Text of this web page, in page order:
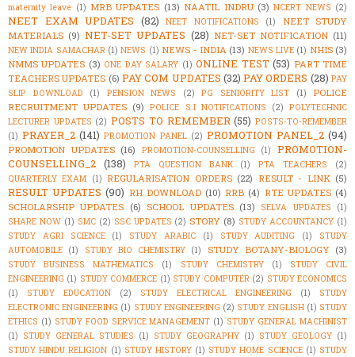
maternity leave (1) MRB UPDATES (13) NAATIL INDRU (3) NCERT NEWS (2)
NEET EXAM UPDATES (82) NEET NOTIFICATIONS (1)
NEET STUDY
MATERIALS (9) NET-SET UPDATES (28) NET-SET NOTIFICATION (11)
NEW INDIA SAMACHAR (1) NEWS (1) NEWS - INDIA (13) NEWS LIVE (1) NHIS (3)
NMMS UPDATES (3) ONE DAY SALARY (1) ONLINE TEST (53) PART TIME
TEACHERS UPDATES (6) PAY COM UPDATES (32) PAY ORDERS (28) PAY
SLIP DOWNLOAD
(1) PENSION NEWS (2) PG SENIORITY LIST (1)
POLICE
RECRUITMENT UPDATES (9) POLICE S.I NOTIFICATIONS (2) POLYTECHNIC
LECTURER UPDATES (2) POSTS TO REMEMBER (55) POSTS-TO-REMEMBER
(1) PRAYER_2 (141) PROMOTION PANEL (2) PROMOTION PANEL_2 (94)
PROMOTION UPDATES (16) PROMOTION-COUNSELLING (1)
PROMOTION-
COUNSELLING_2 (138) PTA QUESTION BANK (1) PTA TEACHERS
(2)
QUARTERLY EXAM (1) REGULARISATION ORDERS (22) RESULT - LINK (5)
RESULT UPDATES (90) RH DOWNLOAD (10) RRB (4) RTE UPDATES (4)
SCHOLARSHIP UPDATES (6) SCHOOL UPDATES (13) SELVA UPDATES
(1)
SHARE NOW (1) SMC (2) SSC UPDATES (2) STORY (8) STUDY ACCOUNTANCY (1)
STUDY AGRI SCIENCE
(1) STUDY ARABIC (1) STUDY AUDITING (1)
STUDY
AUTOMOBILE (1) STUDY BIO CHEMISTRY (1) STUDY BOTANY-BIOLOGY (3)
STUDY BUSINESS MATHEMATICS (1) STUDY CHEMISTRY (1)
STUDY CIVIL
ENGINEERING (1) STUDY COMMERCE (1) STUDY COMPUTER (2) STUDY ECONOMICS
(1)
STUDY EDUCATION (2) STUDY ELECTRICAL ENGINEERING (1)
STUDY
ELECTRONIC ENGINEERING (1) STUDY ENGINEERING (2) STUDY ENGLISH (1) STUDY
ETHICS (1) STUDY FOOD SERVICE MANAGEMENT (1) STUDY GENERAL MACHINIST
(1) STUDY GENERAL STUDIES (1) STUDY GEOGRAPHY (1) STUDY GEOLOGY (1)
STUDY HINDU RELIGION (1) STUDY HISTORY (1) STUDY HOME SCIENCE (1) STUDY